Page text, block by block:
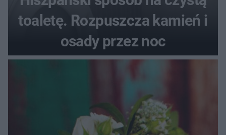
toaletę. Rozpuszcza kamień i
osady przez noc